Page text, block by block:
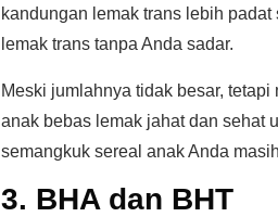
kandungan lemak trans lebih
lemak trans tanpa Anda sadar.
Meski jumlahnya tidak besar,
anak bebas lemak jahat dan sehat
semangkuk sereal anak Anda
3. BHA dan BHT